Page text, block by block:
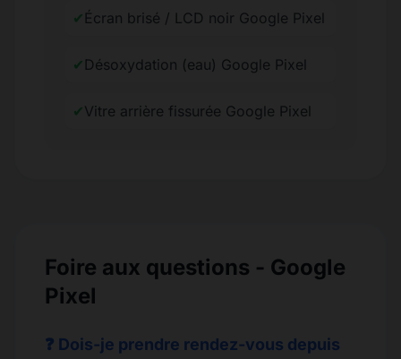
✔ Écran brisé / LCD noir Google Pixel
✔ Désoxydation (eau) Google Pixel
✔Vitre arrière fissurée Google Pixel
Foire aux questions - Google
Pixel
❓ Dois-je prendre rendez-vous depuis